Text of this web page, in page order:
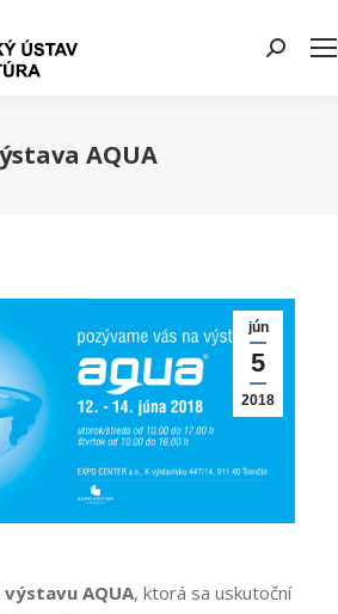
Search:
AQUA
jún
5
2018
AQUA, ktorá sa uskutoční